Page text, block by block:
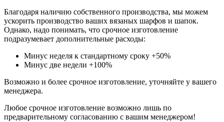
Благодаря наличию собственного производства, мы можем
ускорить производство ваших вязаных шарфов и шапок.
Однако, надо понимать, что срочное изготовление
подразумевает дополнительные расходы:
Минус неделя к стандартному сроку +50%
Минус две недели +100%
Возможно и более срочное изготовление, уточняйте у вашего
менеджера.
Любое срочное изготовление возможно лишь по
предварительному согласованию с вашим менеджером!